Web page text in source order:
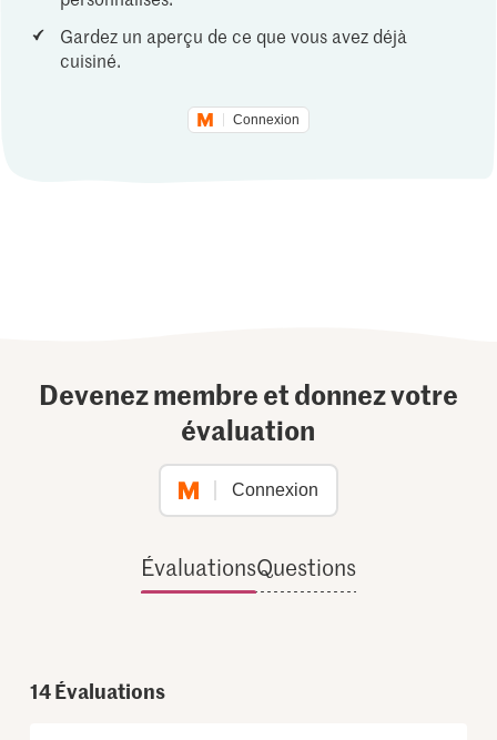
Gardez un aperçu de ce que vous avez déjà
cuisiné.
Connexion
Devenez membre et donnez votre
évaluation
Connexion
ÉvaluationsQuestions
14Évaluations